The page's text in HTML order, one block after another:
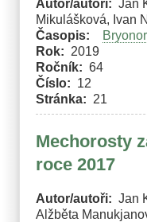
Autor/autoři
Jan
Mikulášková, Ivan
Časopis
Rok
2019
Ročník
64
Číslo
12
Stránka
21
Mechorosty
roce 2017
Autor/autoři
Jan
Alžběta